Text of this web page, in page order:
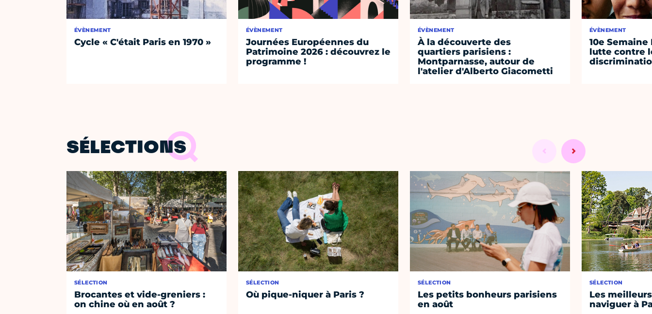
ÉVÈNEMENT
Cycle « C'était Paris en 1970 »
ÉVÈNEMENT
Journées Européennes du
Patrimoine 2026 : découvrez le
programme !
ÉVÈNEMENT
À la découverte des
quartiers parisiens :
Montparnasse, autour de
l'atelier d'Alberto Giacometti
ÉVÈNEMENT
10e
lutte contre
SÉLECTIONS
SÉLECTION
Brocantes et vide-greniers :
on chine où en août ?
SÉLECTION
Où pique-niquer à Paris ?
SÉLECTION
Les petits bonheurs parisiens
en août
SÉLECTION
Les
naviguer à